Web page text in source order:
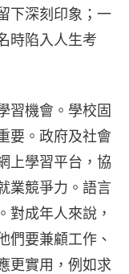
下深刻印象；一
時陷入人生考
習機會。學校固
要。政府及社會
上學習平台，協
業競爭力。語言
對成年人來說，
們要兼顧工作、
更實用，例如求